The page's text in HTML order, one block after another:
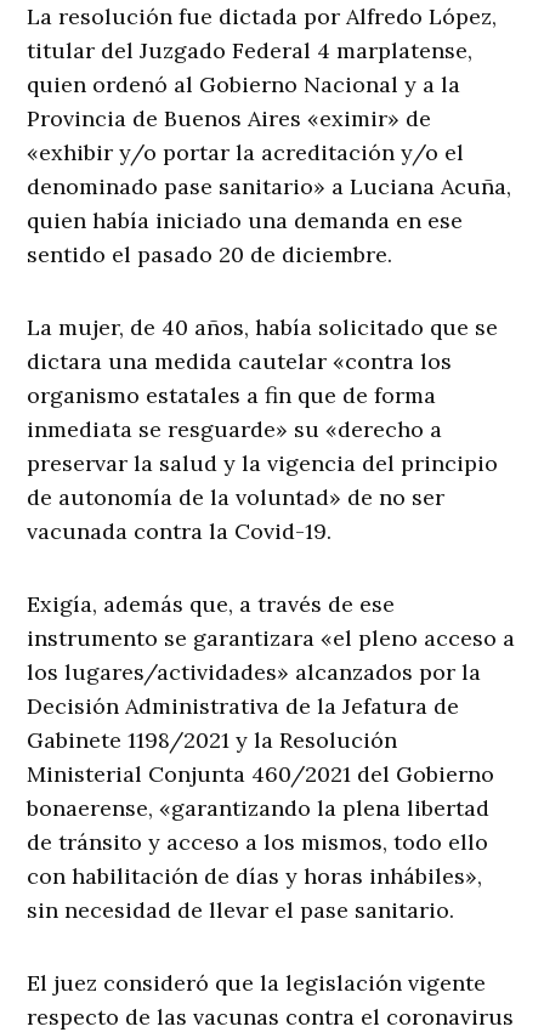
La resolución fue dictada por Alfredo López,
titular del Juzgado Federal 4 marplatense,
quien ordenó al Gobierno Nacional y a la
Provincia de Buenos Aires «eximir» de
«exhibir y/o portar la acreditación y/o el
denominado pase sanitario» a Luciana Acuña,
quien había iniciado una demanda en ese
sentido el pasado 20 de diciembre.
La mujer, de 40 años, había solicitado que se
dictara una medida cautelar «contra los
organismo estatales a fin que de forma
inmediata se resguarde» su «derecho a
preservar la salud y la vigencia del principio
de autonomía de la voluntad» de no ser
vacunada contra la Covid-19.
Exigía, además que, a través de ese
instrumento se garantizara «el pleno acceso a
los lugares/actividades» alcanzados por la
Decisión Administrativa de la Jefatura de
Gabinete 1198/2021 y la Resolución
Ministerial Conjunta 460/2021 del Gobierno
bonaerense, «garantizando la plena libertad
de tránsito y acceso a los mismos, todo ello
con habilitación de días y horas inhábiles»,
sin necesidad de llevar el pase sanitario.
El juez consideró que la legislación vigente
respecto de las vacunas contra el coronavirus